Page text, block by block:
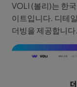
VOLI (볼리)는 한
이트입니다. 디테
더빙을 제공합니다.